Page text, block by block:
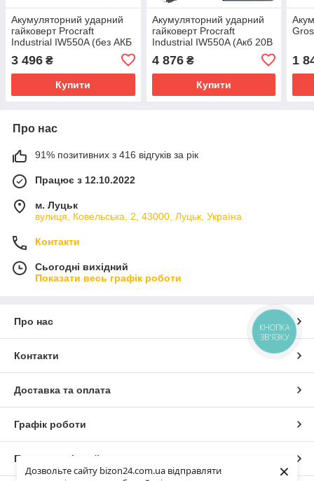
Дозвольте сайту bizon24.com.ua відправляти
×
Акумуляторний ударний
гайковерт Procraft
Industrial IW550A (без АКБ
3 496 ₴
Купити
Акумуляторний ударний
гайковерт Procraft
Industrial IW550A (Акб 20В
4 876₴
Купити
1
Про нас
91% позитивних з 416 відгуків за рік
Працює з 12.10.2022
м. Луцьк
вулиця, Ковельська, 2, 43000, Луцьк, Україна
Контакти
Сьогодні вихідний
Показати весь графік роботи
Про нас
Контакти
Доставка та оплата
Графік роботи
Повна версія сайту
КНОПКА
ЗВ'ЯЗКУ